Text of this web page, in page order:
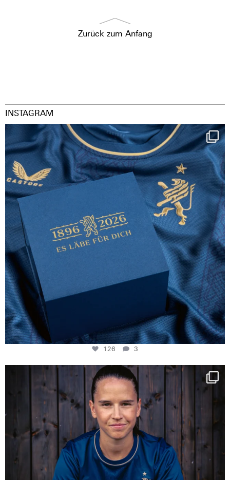
Zurück zum Anfang
INSTAGRAM
Happy Birthday FCZ
130 years filled ...
126
3
126 3
NIE USENAND GAH
Some anniversaries
290
5